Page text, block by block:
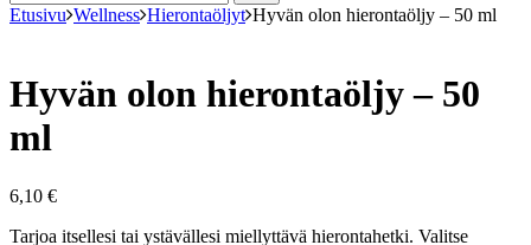
Etusivu Wellness Hierontaöljyt Hyvän olon hierontaöljy – 50 ml
Hyvän olon hierontaöljy – 50
ml
6,10 €
Tarjoa itsellesi tai ystävällesi miellyttävä hierontahetki. Valitse